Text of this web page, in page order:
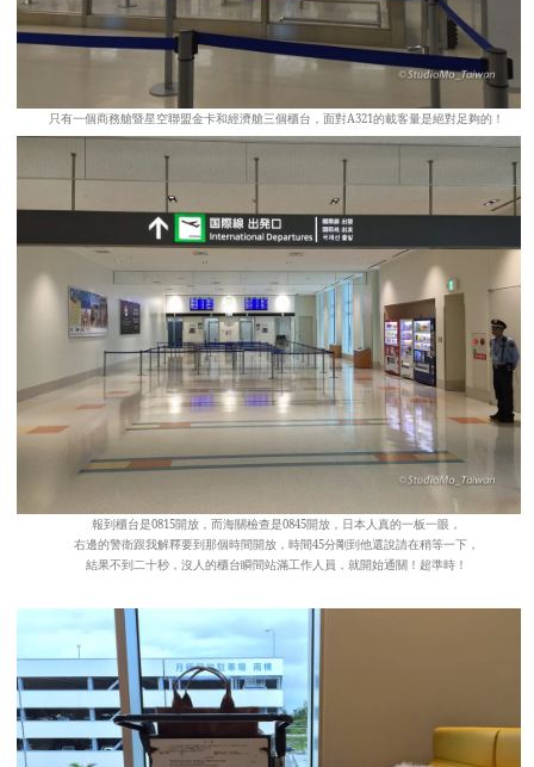
只有一個商務艙暨星空聯盟金卡和經濟艙三個櫃台，面對A321的載客量是絕對足夠的！
報到櫃台是0815開放，而海關檢查是0845開放，日本人真的一板一眼，
右邊的警衛跟我解釋要到那個時間開放，時間45分剛到他還說請在稍等一下，
結果不到二十秒，沒人的櫃台瞬間站滿工作人員，就開始通關！超準時！